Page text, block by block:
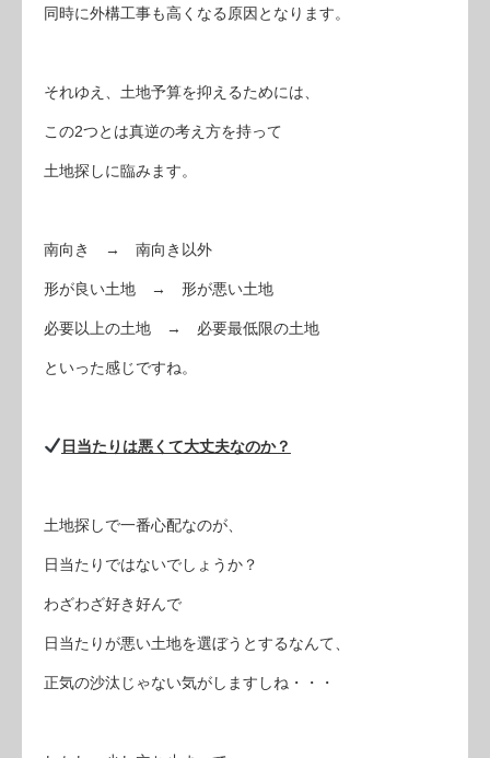
同時に外構工事も高くなる原因となります。
それゆえ、土地予算を抑えるためには、
この2つとは真逆の考え方を持って
土地探しに臨みます。
南向き → 南向き以外
形が良い土地 → 形が悪い土地
必要以上の土地 → 必要最低限の土地
といった感じですね。
日当たりは悪くて大丈夫なのか？
土地探しで一番心配なのが、
日当たりではないでしょうか？
わざわざ好き好んで
日当たりが悪い土地を選ぼうとするなんて、
正気の沙汰じゃない気がしますしね・・・